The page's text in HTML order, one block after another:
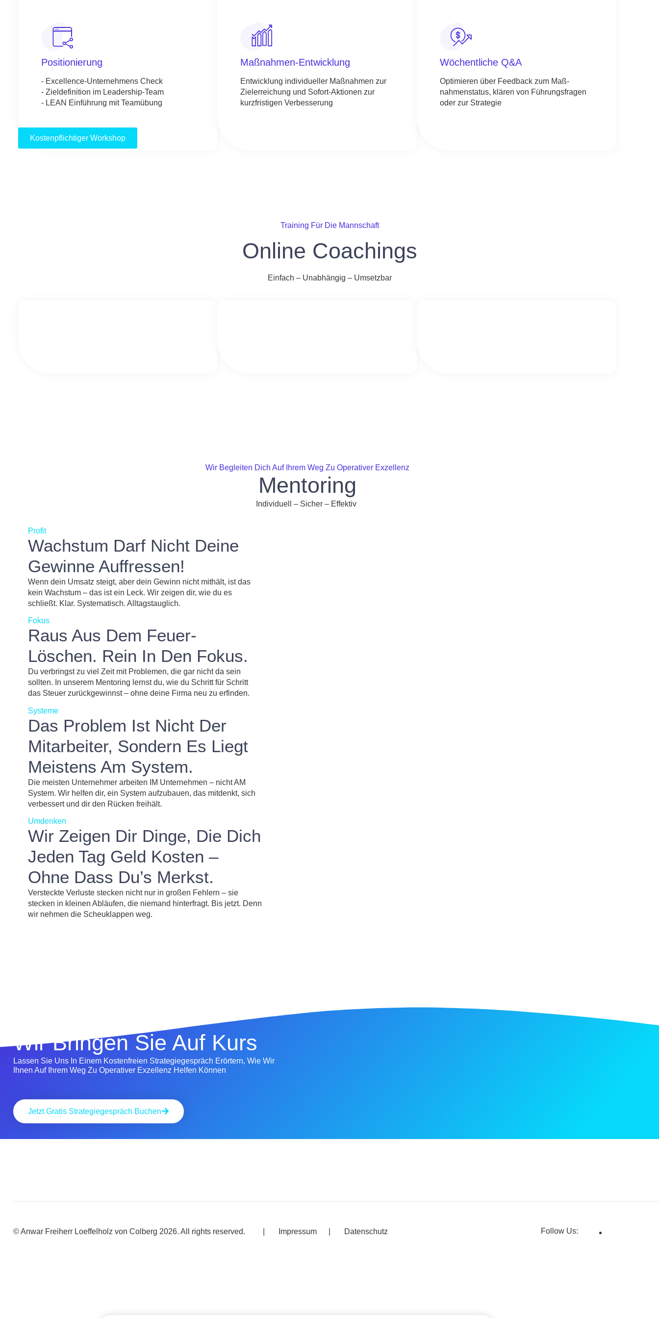
Positionierung
- Excellence-Unternehmens Check
- Zieldefinition im Leadership-Team
- LEAN Einführung mit Teamübung
Maßnahmen-Entwicklung
Entwicklung individueller Maßnahmen zur
Zielerreichung und Sofort-Aktionen zur
kurzfristigen Verbesserung
Wöchentliche Q&A
Optimieren über Feedback zum Maß-
nahmenstatus, klären von Führungsfragen
oder zur Strategie
Kostenpflichtiger Workshop
Training Für Die Mannschaft
Online Coachings
Einfach – Unabhängig – Umsetzbar
Wir Begleiten Dich Auf Ihrem Weg Zu Operativer Exzellenz
Mentoring
Individuell – Sicher – Effektiv
Profit
Wachstum Darf Nicht Deine
Gewinne Auffressen!
Wenn dein Umsatz steigt, aber dein Gewinn nicht mithält, ist das
kein Wachstum – das ist ein Leck. Wir zeigen dir, wie du es
schließt. Klar. Systematisch. Alltagstauglich.
Fokus
Raus Aus Dem Feuer-
Löschen. Rein In Den Fokus.
Du verbringst zu viel Zeit mit Problemen, die gar nicht da sein
sollten. In unserem Mentoring lernst du, wie du Schritt für Schritt
das Steuer zurückgewinnst – ohne deine Firma neu zu erfinden.
Systeme
Das Problem Ist Nicht Der
Mitarbeiter, Sondern Es Liegt
Meistens Am System.
Die meisten Unternehmer arbeiten IM Unternehmen – nicht AM
System. Wir helfen dir, ein System aufzubauen, das mitdenkt, sich
verbessert und dir den Rücken freihält.
Umdenken
Wir Zeigen Dir Dinge, Die Dich
Jeden Tag Geld Kosten –
Ohne Dass Du’s Merkst.
Versteckte Verluste stecken nicht nur in großen Fehlern – sie
stecken in kleinen Abläufen, die niemand hinterfragt. Bis jetzt. Denn
wir nehmen die Scheuklappen weg.
Wir Bringen Sie Auf Kurs
Lassen Sie Uns In Einem Kostenfreien Strategiegespräch Erörtern, Wie Wir
Ihnen Auf Ihrem Weg Zu Operativer Exzellenz Helfen Können
Jetzt Gratis Strategiegespräch Buchen
© Anwar Freiherr Loeffelholz von Colberg 2026. All rights reserved. | Impressum | Datenschutz Follow Us: